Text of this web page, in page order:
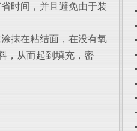
时间，并且避免由于装
抹在粘结面，在没有氧
，从而起到填充，密